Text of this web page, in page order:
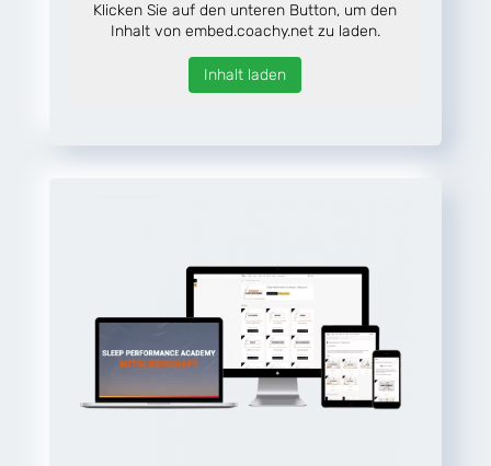
Klicken Sie auf den unteren Button, um den
Inhalt von embed.coachy.net zu laden.
Inhalt laden